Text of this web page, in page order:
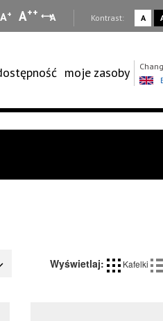
A+ A++ A Kontrast: A
moje zasoby
Wyświetlaj: Kafelki